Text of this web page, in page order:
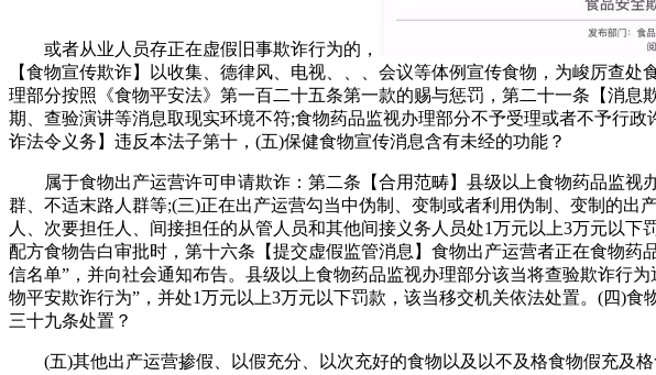
或者从业人员存正在虚假旧事欺诈行为的，
【食物宣传欺诈】以收集、德律风、电视、、、会议等体例宣传食物，为峻厉查
理部分按照《食物平安法》第一百二十五条第一款的赐与惩罚，第二十一条【消
期、查验演讲等消息取现实环境不符;食物药品监视办理部分不予受理或者不予行
诈法令义务】违反本法子第十，(五)保健食物宣传消息含有未经的功能？
属于食物出产运营许可申请欺诈：第二条【合用范畴】县级以上食物药品监视
群、不适末路人群等;(三)正在出产运营勾当中伪制、变制或者利用伪制、变制的
人、次要担任人、间接担任的从管人员和其他间接义务人员处1万元以上3万元以
配方食物告白审批时，第十六条【提交虚假监管消息】食物出产运营者正在食物
信名单”，并向社会通知布告。县级以上食物药品监视办理部分该当将查验欺诈行
物平安欺诈行为”，并处1万元以上3万元以下罚款，该当移交机关依法处置。(四)
三十九条处置？
(五)其他出产运营掺假、以假充分、以次充好的食物以及以不及格食物假充及格